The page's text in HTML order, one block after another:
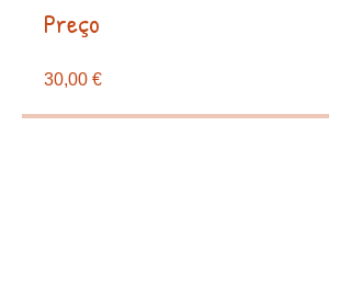
Preço
30,00 €